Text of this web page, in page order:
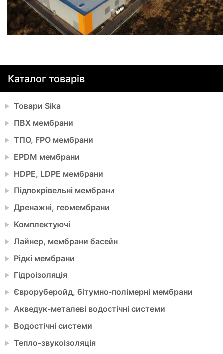
Каталог товарів
Товари Sika
ПВХ мембрани
ТПО, FPO мембрани
EPDM мембрани
HDPE, LDPE мембрани
Підпокрівельні мембрани
Дренажні, геомембрани
Комплектуючі
Лайнер, мембрани басейн
Рідкі мембрани
Гідроізоляція
Євроруберойд, бітумно-полімерні мембрани
Акведук-металеві водостічні системи
Водостічні системи
Тепло-звукоізоляція